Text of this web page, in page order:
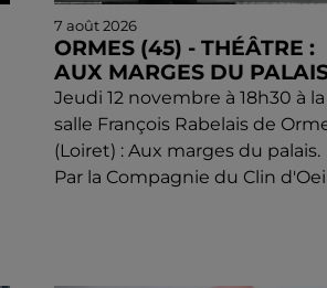
7 août 2026
ORMES (45) - THÉÂTRE :
AUX MARGES DU
Jeudi 12 novembre à 18h30 à la
salle François Rabelais de
(Loiret) : Aux marges du palais.
Par la Compagnie du Clin